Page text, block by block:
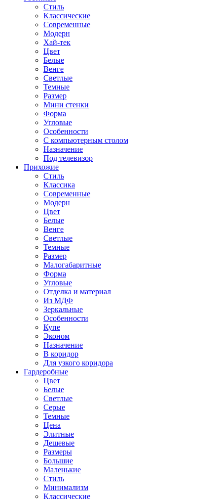
Стиль
Классические
Современные
Модерн
Хай-тек
Цвет
Белые
Венге
Светлые
Темные
Размер
Мини стенки
Форма
Угловые
Особенности
С компьютерным столом
Назначение
Под телевизор
Прихожие
Стиль
Классика
Современные
Модерн
Цвет
Белые
Венге
Светлые
Темные
Размер
Малогабаритные
Форма
Угловые
Отделка и материал
Из МДФ
Зеркальные
Особенности
Купе
Эконом
Назначение
В коридор
Для узкого коридора
Гардеробные
Цвет
Белые
Светлые
Серые
Темные
Цена
Элитные
Дешевые
Размеры
Большие
Маленькие
Стиль
Минимализм
Классические